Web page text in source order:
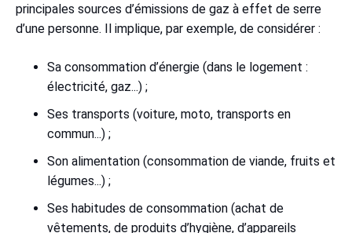
principales sources d’émissions de gaz à effet de serre
d’une personne. Il implique, par exemple, de considérer :
Sa consommation d’énergie (dans le logement :
électricité, gaz...) ;
Ses transports (voiture, moto, transports en
commun...) ;
Son alimentation (consommation de viande, fruits et
légumes...) ;
Ses habitudes de consommation (achat de
vêtements, de produits d’hygiène, d’appareils